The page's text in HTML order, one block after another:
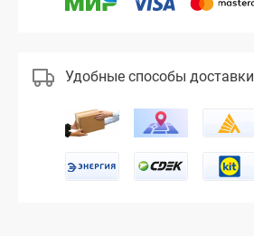
Удобные способы доставки